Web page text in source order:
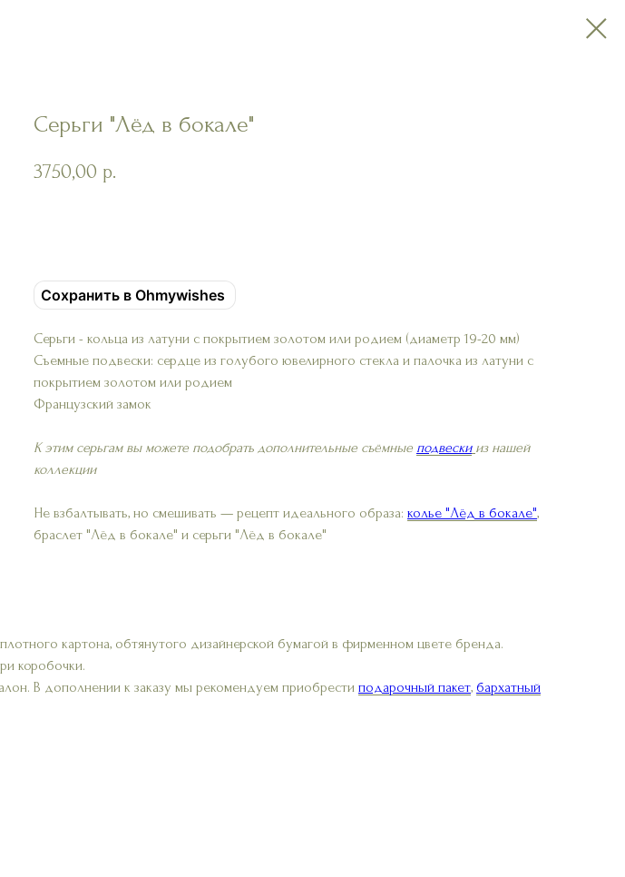
Серьги "Лёд в бокале"
3750,00 р.
Сохранить в Ohmywishes
Серьги - кольца из латуни с покрытием золотом или родием (диаметр 19-20 мм)
Съемные подвески: сердце из голубого ювелирного стекла и палочка из латуни с
покрытием золотом или родием
Французский замок
К этим серьгам вы можете подобрать дополнительные съёмные подвески из нашей
коллекции
Не взбалтывать, но смешивать — рецепт идеального образа: колье "Лёд в бокале",
браслет "Лёд в бокале" и серьги "Лёд в бокале"
картона, обтянутого дизайнерской бумагой в фирменном цвете бренда.
коробочки.
В дополнении к заказу мы рекомендуем приобрести подарочный пакет, бархатный